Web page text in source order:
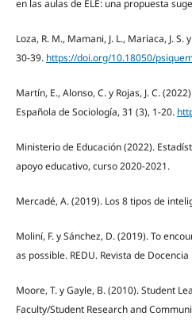
en las aulas de ELE: una propuesta
Loza, R. M., Mamani, J. L., Mariaca, J.
30-39. https://doi.org/10.18050/
Martín, E., Alonso, C. y Rojas, J. C.
Española de Sociología, 31 (3), 1-20.
Ministerio de Educación (2022).
apoyo educativo, curso 2020-2021.
Mercadé, A. (2019). Los 8 tipos de
Moliní, F. y Sánchez, D. (2019). To
as possible. REDU. Revista de
Moore, T. y Gayle, B. (2010). Student
Faculty/Student Research and